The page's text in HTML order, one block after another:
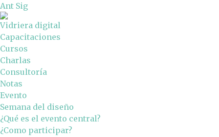
Ant Sig
Vidriera digital
Capacitaciones
Cursos
Charlas
Consultoría
Notas
Evento
Semana del diseño
¿Qué es el evento central?
¿Como participar?